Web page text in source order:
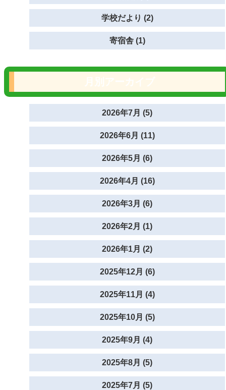
学校だより (2)
寄宿舎 (1)
2026年7月 (5)
2026年6月 (11)
2026年5月 (6)
2026年4月 (16)
2026年3月 (6)
2026年2月 (1)
2026年1月 (2)
2025年12月 (6)
2025年11月 (4)
2025年10月 (5)
2025年9月 (4)
2025年8月 (5)
2025年7月 (5)